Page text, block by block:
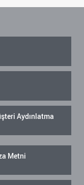
Aydınlatma
Metni